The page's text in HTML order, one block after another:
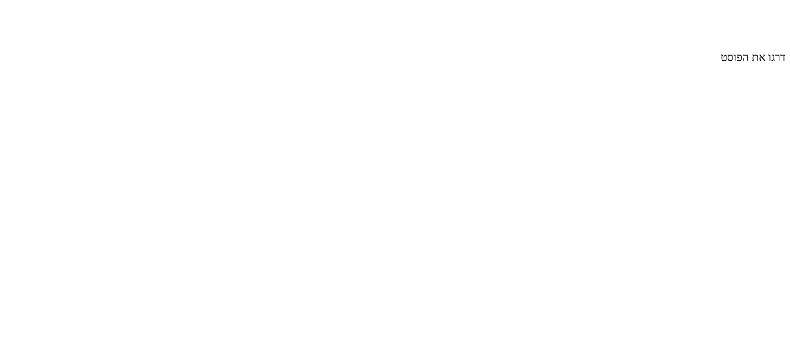
דרגו את הפוסט